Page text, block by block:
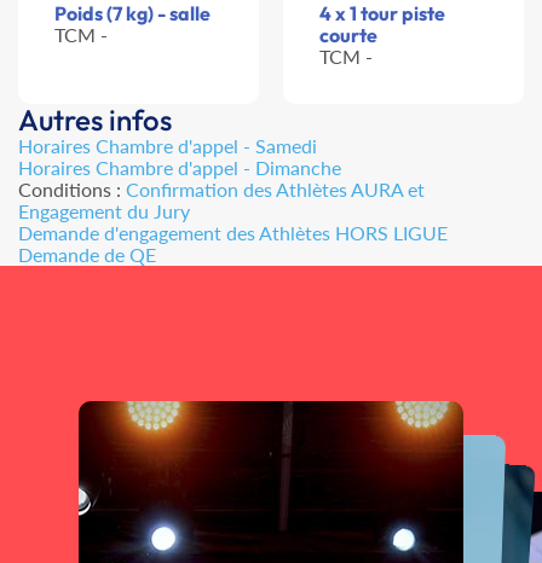
Poids (7 kg) - salle
TCM -
4 x 1 tour piste
courte
TCM -
Autres infos
Horaires Chambre d'appel - Samedi
Horaires Chambre d'appel - Dimanche
Conditions : Confirmation des Athlètes AURA et
Engagement du Jury
Demande d'engagement des Athlètes HORS LIGUE
Demande de QE